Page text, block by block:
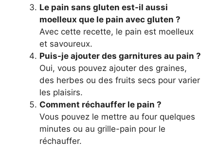
Le pain sans gluten est-il aussi
moelleux que le pain avec gluten ?
Avec cette recette, le pain est moelleux
et savoureux.
Puis-je ajouter des garnitures au pain ?
Oui, vous pouvez ajouter des graines,
des herbes ou des fruits secs pour varier
les plaisirs.
Comment réchauffer le pain ?
Vous pouvez le mettre au four quelques
minutes ou au grille-pain pour le
réchauffer.